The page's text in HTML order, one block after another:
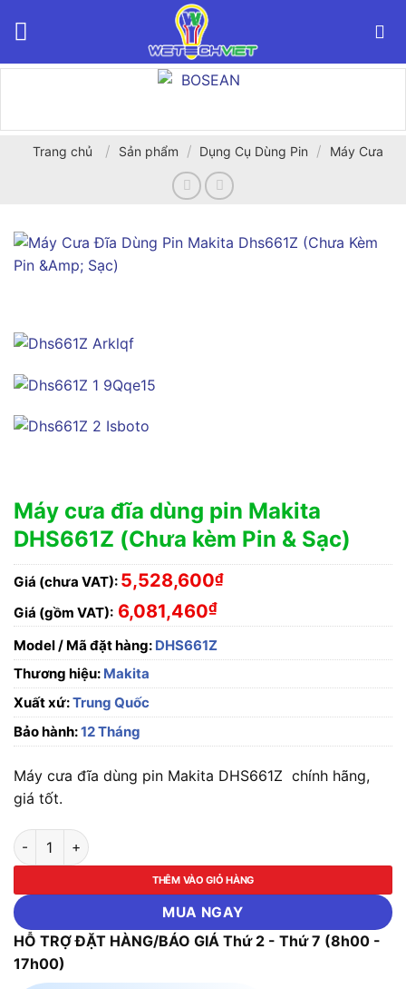
Trang chủ / Sản phẩm / Dụng Cụ Dùng Pin / Máy Cưa
Máy cưa đĩa dùng pin Makita
DHS661Z (Chưa kèm Pin & Sạc)
Giá (chưa VAT): 5,528,600₫
Giá (gồm VAT): 6,081,460₫
Model / Mã đặt hàng: DHS661Z
Thương hiệu: Makita
Xuất xứ:Trung Quốc
Bảo hành:12 Tháng
Máy cưa đĩa dùng pin Makita DHS661Z chính hãng,
giá tốt.
Máy cưa đĩa dùng pin Makita DHS661Z (Chưa kèm Pin & Sạc)
THÊM VÀO GIỎ HÀNG
MUA NGAY
HỖ TRỢ ĐẶT HÀNG/BÁO GIÁ Thứ 2 - Thứ 7 (8h00 -
17h00)